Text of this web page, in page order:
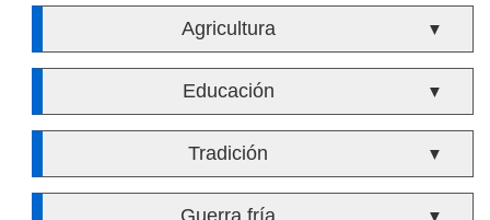
Agricultura ▼
Educación ▼
Tradición ▼
Guerra fría ▼